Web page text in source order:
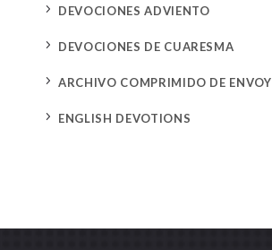
5 DEVOCIONES ADVIENTO
5 DEVOCIONES DE CUARESMA
5 ARCHIVO COMPRIMIDO DE ENVOY
5 ENGLISH DEVOTIONS